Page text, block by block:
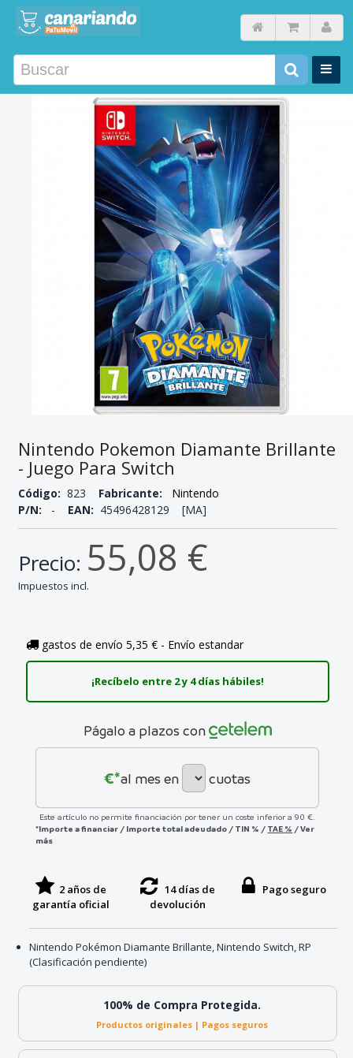
Nintendo Pokemon Diamante Brillante
- Juego Para Switch
Código: 823 Fabricante:
Nintendo
P/N:
- EAN: 45496428129 [MA]
Precio: 55,08 €
Impuestos incl.
gastos de envío 5,35 € - Envío estandar
¡Recíbelo entre 2 y 4 días hábiles!
Págalo a plazos con
€*al mes en cuotas
Este artículo no permite financiación por tener un coste inferior a 90 €.
*Importe a financiar / Importe total adeudado / TIN % / TAE % /Ver
más
2 años de
garantía oficial
14 días de
devolución
Pago seguro
Nintendo Pokémon Diamante Brillante, Nintendo Switch, RP
(Clasificación pendiente)
100% de Compra Protegida.
Productos originales | Pagos seguros